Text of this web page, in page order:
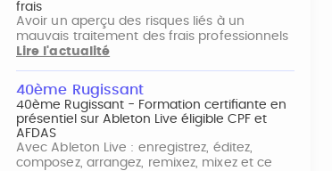
frais
Avoir un aperçu des risques liés à un
mauvais traitement des frais professionnels
Lire l'actualité
40ème Rugissant
40ème Rugissant - Formation certifiante en
présentiel sur Ableton Live éligible CPF et
AFDAS
Avec Ableton Live : enregistrez, éditez,
composez, arrangez, remixez, mixez et ce